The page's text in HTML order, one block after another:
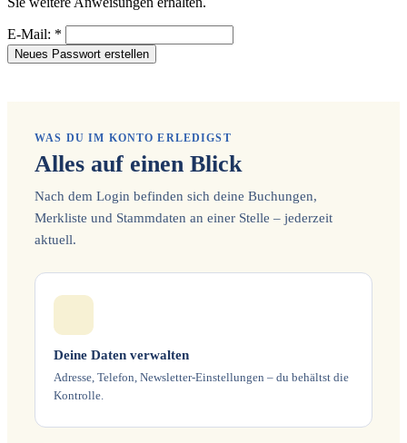
E-Mail: *
Neues Passwort erstellen
WAS DU IM KONTO ERLEDIGST
Alles auf einen Blick
Nach dem Login befinden sich deine Buchungen,
Merkliste und Stammdaten an einer Stelle – jederzeit
aktuell.
Deine Daten verwalten
Adresse, Telefon, Newsletter-Einstellungen – du behältst die
Kontrolle.